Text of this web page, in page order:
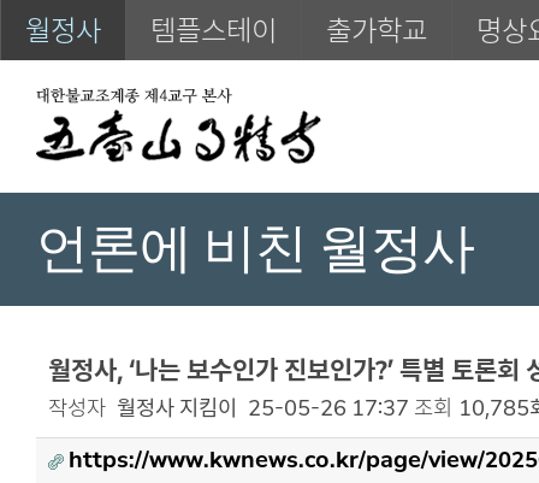
월정사 템플스테이 출가학교 명상
언론에 비친 월정사
월정사, ‘나는 보수인가 진보인가?’ 특별 토론회
작성자 월정사 지킴이 25-05-26 17:37 조회 10,785
https://www.kwnews.co.kr/page/view/